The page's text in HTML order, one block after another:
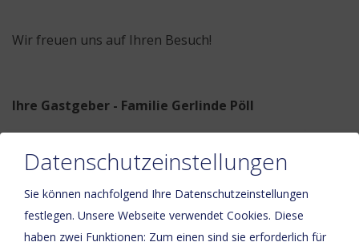
Wir freuen uns auf Ihren Besuch!
Ihre Gastgeber - Familie Gerlinde Pöll
Datenschutzeinstellungen
Sie können nachfolgend Ihre Datenschutzeinstellungen
festlegen. Unsere Webseite verwendet Cookies. Diese
haben zwei Funktionen: Zum einen sind sie erforderlich für